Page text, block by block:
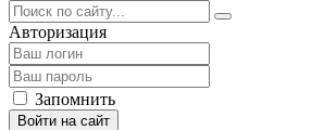
Авторизация
Запомнить
Войти на сайт